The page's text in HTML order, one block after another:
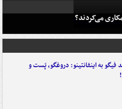
می‌کردند؟
فیگو به اینفانتینو: دروغگو، پَست‌ و